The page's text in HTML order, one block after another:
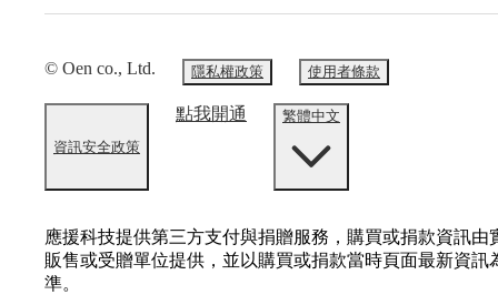
© Oen co., Ltd. 隱私權政策 使用者條款
資訊安全政策
點我開通 繁體中文
應援科技提供第三方支付與捐贈服務，購買或捐款資訊由
販售或受贈單位提供，並以購買或捐款當時頁面最新資訊
準。